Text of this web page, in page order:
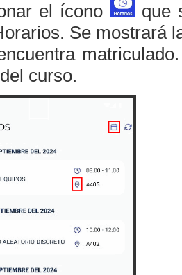
el ícono
que
Se mostrará
curso.